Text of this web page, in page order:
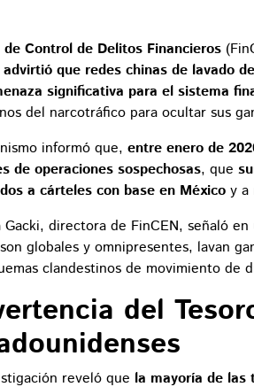
de Control de Delitos Financieros
advirtió que redes chinas de lavado
significativa para el sistema
del narcotráfico para ocultar sus
informó que, entre enero de
de operaciones sospechosas, que
a cárteles con base en México y a
Gacki, directora de FinCEN, señaló
globales y omnipresentes, lavan
clandestinos de movimiento de
del
reveló que la mayoría de las